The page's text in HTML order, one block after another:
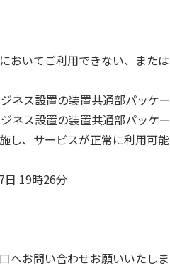
用できない、またはご利
置の装置共通部パッケ
装置共通部パッケージ
正常に利用可能な状態
時26分
い合わせお願いいたしま